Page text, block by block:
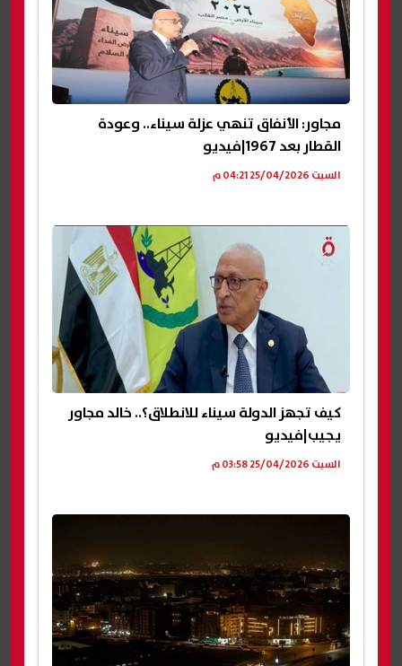
مجاور: الأنفاق تنهي عزلة سيناء.. وعودة
القطار بعد 1967|فيديو
السبت 25/04/2026 04:21 م
كيف تجهز الدولة سيناء للانطلاق؟.. خالد مجاور
يجيب|فيديو
السبت 25/04/2026 03:58 م